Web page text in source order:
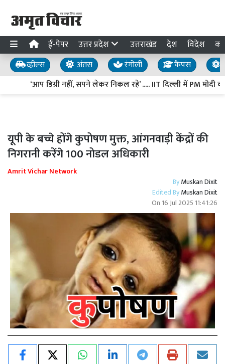
ई-पेपर उत्तर प्रदेश उत्तराखंड देश विदेश
व्हील्स अंतस रंगोली कैंपस
‘आप डिग्री नहीं, सपने लेकर निकल रहे’ ..... IIT दिल्ली में PM मोदी
यूपी के बच्चे होंगे कुपोषण मुक्त, आंगनवाड़ी केंद्रों की
निगरानी करेंगे 100 नोडल अधिकारी
Amrit Vichar Network
ByMuskan Dixit
Edited ByMuskan Dixit
On 16 Jul 2025 11:41:26